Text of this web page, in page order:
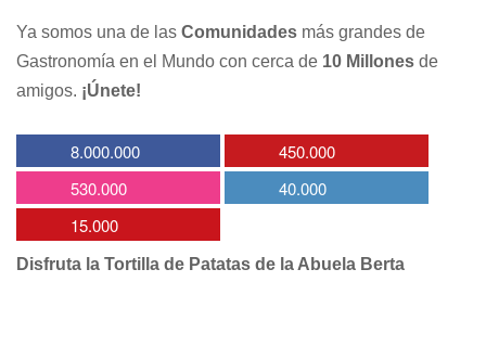
Ya somos una de las Comunidades más grandes de
Gastronomía en el Mundo con cerca de 10 Millones de
amigos. ¡Únete!
8.000.000
450.000
530.000
40.000
15.000
Disfruta la Tortilla de Patatas de la Abuela Berta